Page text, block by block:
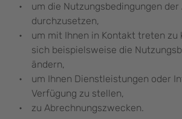
um die Nutzungsbedingungen der
durchzusetzen,
um mit Ihnen in Kontakt treten zu
sich beispielsweise die
ändern,
um Ihnen Dienstleistungen oder
Verfügung zu stellen,
zu Abrechnungszwecken.